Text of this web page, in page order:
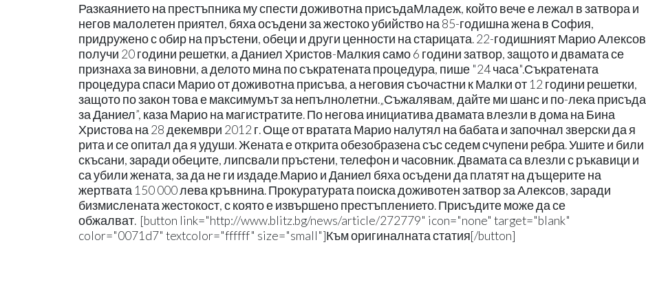
Разкаянието на престъпника му спести доживотна присъдаМладеж, който вече е лежал в затвора и
негов малолетен приятел, бяха осъдени за жестоко убийство на 85-годишна жена в София,
придружено с обир на пръстени, обеци и други ценности на старицата. 22-годишният Марио Алексов
получи 20 години решетки, а Даниел Христов-Малкия само 6 години затвор, защото и двамата се
признаха за виновни, а делото мина по съкратената процедура, пише "24 часа".Съкратената
процедура спаси Марио от доживотна присъва, а неговия съочастни к Малки от 12 години решетки,
защото по закон това е максимумът за непълнолетни.„Съжалявам, дайте ми шанс и по-лека присъда
за Даниел”, каза Марио на магистратите. По негова инициатива двамата влезли в дома на Бина
Христова на 28 декември 2012 г. Още от вратата Марио налутял на бабата и започнал зверски да я
рита и се опитал да я удуши. Жената е открита обезобразена със седем счупени ребра. Ушите и били
скъсани, заради обеците, липсвали пръстени, телефон и часовник. Двамата са влезли с ръкавици и
са убили жената, за да не ги издаде.Марио и Даниел бяха осъдени да платят на дъщерите на
жертвата 150 000 лева кръвнина. Прокуратурата поиска доживотен затвор за Алексов, заради
бизмислената жестокост, с която е извършено престъплението. Присъдите може да се
обжалват. [button link="http://www.blitz.bg/news/article/272779" icon="none" target="blank"
color="0071d7" textcolor="ffffff" size="small"]Към оригиналната статия[/button]